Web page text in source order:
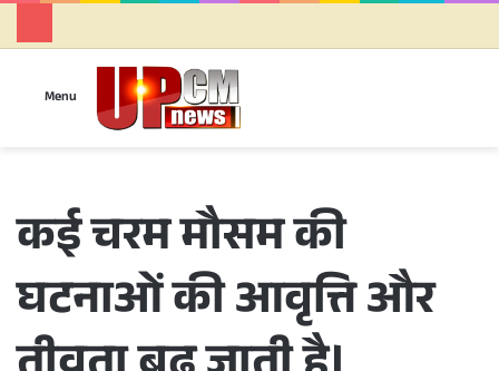
Menu
कई चरम मौसम की
घटनाओं की आवृत्ति और